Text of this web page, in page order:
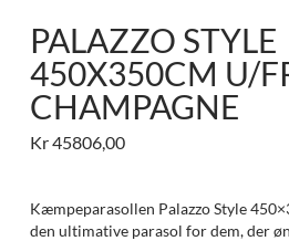
PALAZZO STYLE
450X350CM U/
CHAMPAGNE
Kr45806,00
Kæmpeparasollen Palazzo Style
den ultimative parasol for dem, der